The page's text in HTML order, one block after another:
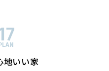
地いい家